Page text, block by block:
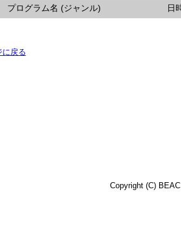
プログラム名 (ジャンル) 日
に戻る
Copyright (C)